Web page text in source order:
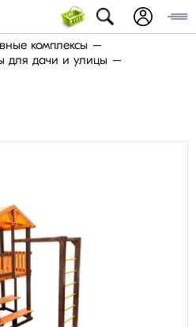
комплексы
для дачи и улицы